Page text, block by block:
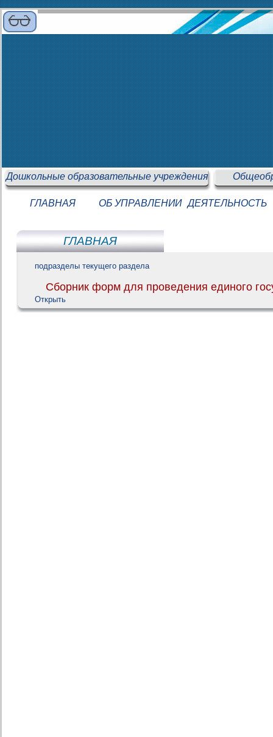
Дошкольные образовательные учреждения
ГЛАВНАЯ ОБ УПРАВЛЕНИИ ДЕЯТЕЛЬНОСТЬ
ГЛАВНАЯ
подразделы текущего раздела
Сборник форм для проведения единого
Открыть